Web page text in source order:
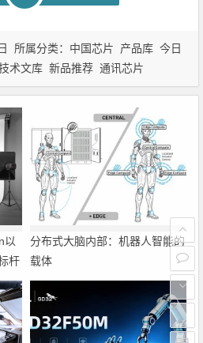
所属分类： 中国芯片 产品库 今日
术文库 新品推荐 通讯芯片
以
杆
分布式大脑内部：机器人智能的
载体